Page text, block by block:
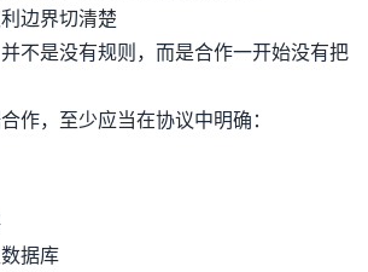
边界切清楚
不是没有规则，而是合作一开始没有把
作，至少应当在协议中明确：
据库